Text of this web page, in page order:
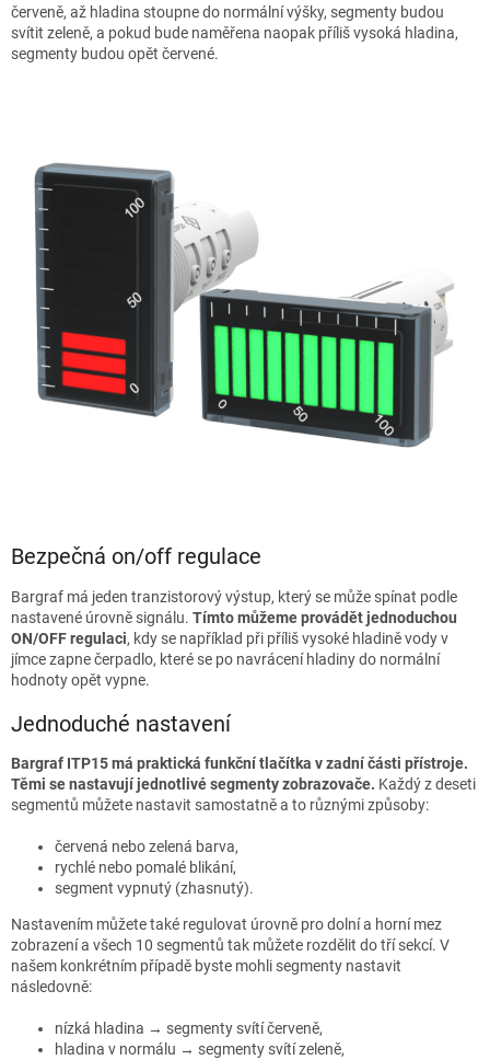
červeně, až hladina stoupne do normální výšky, segmenty budou
svítit zeleně, a pokud bude naměřena naopak příliš vysoká hladina,
segmenty budou opět červené.
Bezpečná on/off regulace
Bargraf má jeden tranzistorový výstup, který se může spínat podle
nastavené úrovně signálu. Tímto můžeme provádět jednoduchou
ON/OFF regulaci, kdy se například při příliš vysoké hladině vody v
jímce zapne čerpadlo, které se po navrácení hladiny do normální
hodnoty opět vypne.
Jednoduché nastavení
Bargraf ITP15 má praktická funkční tlačítka v zadní části přístroje.
Těmi se nastavují jednotlivé segmenty zobrazovače. Každý z deseti
segmentů můžete nastavit samostatně a to různými způsoby:
červená nebo zelená barva,
rychlé nebo pomalé blikání,
segment vypnutý (zhasnutý).
Nastavením můžete také regulovat úrovně pro dolní a horní mez
zobrazení a všech 10 segmentů tak můžete rozdělit do tří sekcí. V
našem konkrétním případě byste mohli segmenty nastavit
následovně:
nízká hladina → segmenty svítí červeně,
hladina v normálu → segmenty svítí zeleně,